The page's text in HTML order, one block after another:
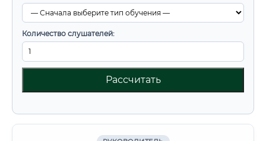
Количество слушателей:
Рассчитать